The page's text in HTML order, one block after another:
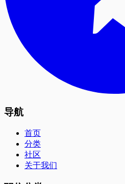
导航
首页
分类
社区
关于我们